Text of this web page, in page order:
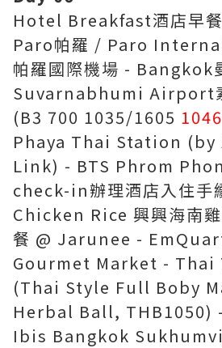
Hotel Breakfast酒店早
Paro帕羅 / Paro
帕羅國際機場 - Bangkok
Suvarnabhumi Airport
(B3 700 1035/1605
Phaya Thai Station
Link) - BTS Phrom
check-in辦理酒店入住
Chicken Rice 興興海南
餐 @ Jarunee -
Gourmet Market - Thai
(Thai Style Full Boby
Herbal Ball, THB1050)
Ibis Bangkok